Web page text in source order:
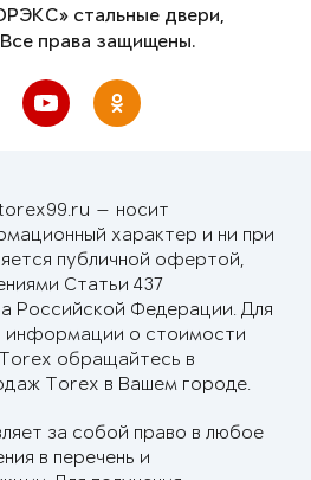
стальные двери,
Все права защищены.
— носит
характер и ни при
публичной офертой,
Статьи 437
Российской Федерации. Для
информации о стоимости
обращайтесь в
Torex в Вашем городе.
за собой право в любое
в перечень и